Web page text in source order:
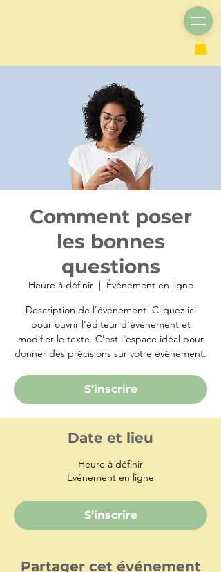
Comment poser
les bonnes
questions
Heure à définir
  |
Événement en ligne
Description de l'événement. Cliquez ici
pour ouvrir l'éditeur d'événement et
modifier le texte. C'est l'espace idéal pour
donner des précisions sur votre événement.
S’inscrire
Date et lieu
Heure à définir
Événement en ligne
S’inscrire
Partager cet événement